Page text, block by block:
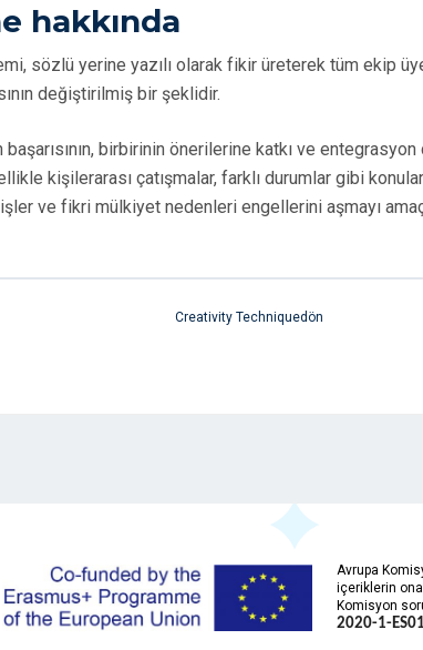
hakkında
sözlü yerine yazılı olarak fikir üreterek tüm ekip
değiştirilmiş bir şeklidir.
birbirinin önerilerine katkı ve
kişilerarası çatışmalar, farklı durumlar gibi
ve fikri mülkiyet nedenleri engellerini aşmayı
Creativity Techniquedön
Avrupa
içeriklerin
Komisyon
2020-1-